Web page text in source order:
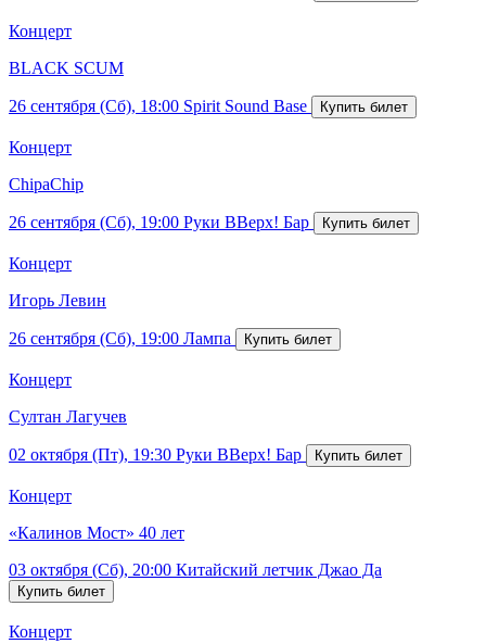
Концерт
BLACK SCUM
26 сентября (Сб), 18:00 Spirit Sound Base
Концерт
ChipaChip
26 сентября (Сб), 19:00 Руки ВВерх! Бар
Концерт
Игорь Левин
26 сентября (Сб), 19:00 Лампа
Концерт
Султан Лагучев
02 октября (Пт), 19:30 Руки ВВерх! Бар
Концерт
«Калинов Мост» 40 лет
03 октября (Сб), 20:00 Китайский летчик Джао Да
Концерт